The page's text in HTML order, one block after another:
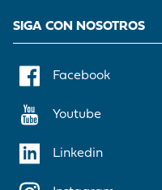
SIGA CON NOSOTROS
Facebook
Youtube
Linkedin